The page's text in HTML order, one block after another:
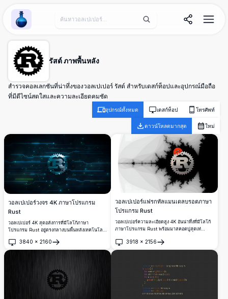
Wallpaper Alchemy
รัสต์ ภาพพื้นหลัง
สำรวจคอลเลกชันที่น่าทึ่งของวอลเปเปอร์ รัสต์ สำหรับเดสก์ท็อปและอุปกรณ์มือถือ
ที่มีดีไซน์สดใสและความละเอียดคมชัด
อุปกรณ์ทั้งหมด เดสก์ท็อป โทรศัพท์
ดาวน์โหลดมากสุด ใหม่
วอลเปเปอร์วงจร 4K ภาษาโปรแกรม
Rust
วอลเปเปอร์ 4K สุดอลังการที่มีโลโก้ภาษา
โปรแกรม Rust อยู่ตรงกลางบนพื้นหลังเทคโนโลยี
อนุภาคสีเขียว เหมาะสำหรับนักพัฒนาและผู้ที่ชื่น
ชอบเทคโนโลยี
3840 × 2160
เปิด
วอลเปเปอร์แฟรกทัลแมนเดลบรอตภาษา
โปรแกรม Rust
วอลเปเปอร์ความละเอียดสูง 4K อันน่าทึ่งที่มีโลโก้
ภาษาโปรแกรม Rust พร้อมมาสคอตปูสุดเท่
รอตที่น่าหลงใหลในโทนขาวดำ
3918 × 2156
เปิด